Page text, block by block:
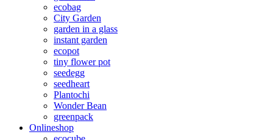
ecobag
City Garden
garden in a glass
instant garden
ecopot
tiny flower pot
seedegg
seedheart
Plantochi
Wonder Bean
greenpack
Onlineshop